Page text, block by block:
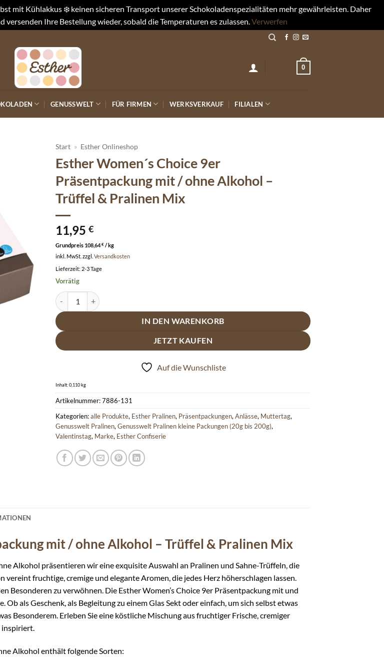
mit Kühlakkus ❄️ keinen sicheren Transport unserer Schokoladenspezialitäten mehr gewährleisten. Daher
Ihre Bestellung wieder, sobald die Temperaturen es zulassen.Verwerfen
0
GENUSSWELT FÜR FIRMEN WERKSVERKAUF FILIALEN
Start » Esther Onlineshop
Esther Women´s Choice 9er
Präsentpackung mit / ohne Alkohol –
Trüffel & Pralinen Mix
11,95 €
Grundpreis 108,64€ /kg
inkl. MwSt. zzgl. Versandkosten
Lieferzeit: 2-3 Tage
Vorrätig
Esther Women´s Choice 9er Präsentpackung mit / ohne Alkohol - Trüffel & Pralinen Mix Menge
IN DEN WARENKORB
JETZT KAUFEN
Auf die Wunschliste
Inhalt: 0,110kg
Artikelnummer:7886-131
Kategorien:alle Produkte, Esther Pralinen, Präsentpackungen, Anlässe, Muttertag,
Genusswelt Pralinen, Genusswelt Pralinen kleine Packungen (20g bis 200g),
Valentinstag, Marke, Esther Confiserie
mit / ohne Alkohol – Trüffel & Pralinen Mix
Alkohol präsentieren wir eine exquisite Auswahl an Pralinen und Sahne-Trüffeln, die
fruchtige, cremige und elegante Aromen, die jedes Herz höherschlagen lassen.
Besonderen zu verwöhnen. Die Esther Women’s Choice 9er Präsentpackung mit und
als Geschenk, als Begleitung zu einem Glas Sekt oder einfach, um sich selbst etwas
Besonderem. Erleben Sie eine köstliche Mischung aus fruchtiger Frische, cremiger
inspiriert.
Alkohol enthält folgende Sorten: